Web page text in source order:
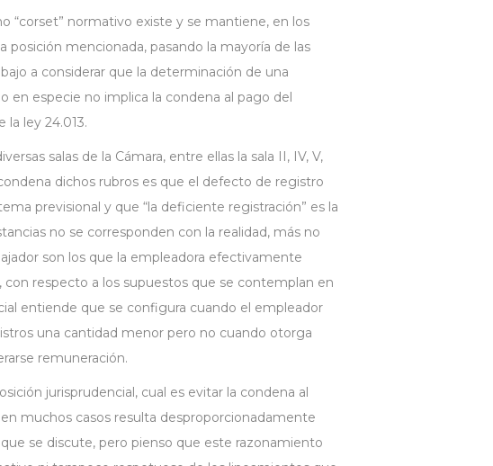
“corset” normativo existe y se mantiene, en los
posición mencionada, pasando la mayoría de las
a considerar que la determinación de una
en especie no implica la condena al pago del
la ley 24.013.
salas de la Cámara, entre ellas la sala II, IV, V,
dichos rubros es que el defecto de registro
previsional y que “la deficiente registración” es la
no se corresponden con la realidad, más no
son los que la empleadora efectivamente
respecto a los supuestos que se contemplan en
entiende que se configura cuando el empleador
una cantidad menor pero no cuando otorga
remuneración.
jurisprudencial, cual es evitar la condena al
muchos casos resulta desproporcionadamente
se discute, pero pienso que este razonamiento